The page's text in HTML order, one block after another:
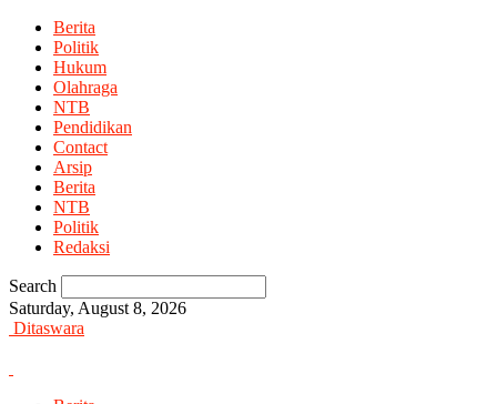
Berita
Politik
Hukum
Olahraga
NTB
Pendidikan
Contact
Arsip
Berita
NTB
Politik
Redaksi
Search
Saturday, August 8, 2026
Ditaswara